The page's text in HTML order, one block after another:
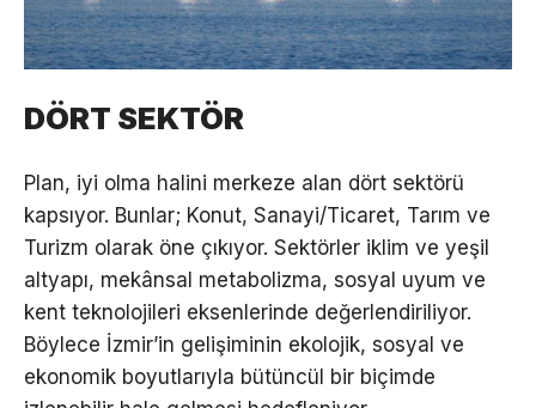
DÖRT SEKTÖR
Plan, iyi olma halini merkeze alan dört sektörü
kapsıyor. Bunlar; Konut, Sanayi/Ticaret, Tarım ve
Turizm olarak öne çıkıyor. Sektörler iklim ve yeşil
altyapı, mekânsal metabolizma, sosyal uyum ve
kent teknolojileri eksenlerinde değerlendiriliyor.
Böylece İzmir’in gelişiminin ekolojik, sosyal ve
ekonomik boyutlarıyla bütüncül bir biçimde